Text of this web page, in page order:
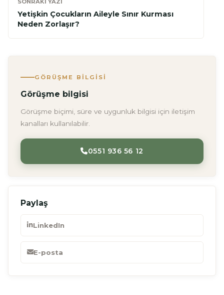
SONRAKI YAZI
Yetişkin Çocukların Aileyle Sınır Kurması
Neden Zorlaşır?
GÖRÜŞME BILGISI
Görüşme bilgisi
Görüşme biçimi, süre ve uygunluk bilgisi için iletişim
kanalları kullanılabilir.
0551 936 56 12
Paylaş
LinkedIn
E-posta